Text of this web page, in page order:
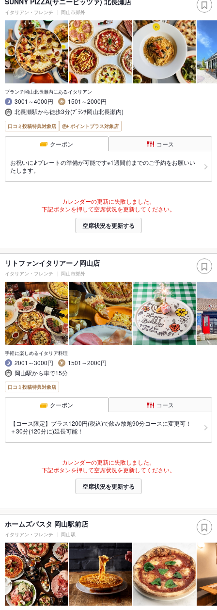
イタリアン・フレンチ 岡山市郊外
ブランチ岡山北長瀬内にあるイタリアン
3001～4000円
1501～2000円
北長瀬駅から徒歩3分(ﾌﾞﾗﾝﾁ岡山北長瀬内)
口コミ投稿特典対象店 ポイントプラス対象店
クーポン コース
お祝いに♪プレートの準備が可能です※1週間前までのご予約をお願いい
たします。
カレンダーの更新に失敗しました。
下記ボタンを押して空席状況を更新してください。
空席状況を更新する
リトファンイタリアーノ岡山店
イタリアン・フレンチ 岡山市郊外
手軽に楽しめるイタリア料理
2001～3000円
1501～2000円
岡山駅から車で15分
口コミ投稿特典対象店
クーポン コース
【コース限定】プラス1200円(税込)で飲み放題90分コースに変更可！
＋30分(120分に)延長可能！
カレンダーの更新に失敗しました。
下記ボタンを押して空席状況を更新してください。
空席状況を更新する
ホームズパスタ 岡山駅前店
イタリアン・フレンチ 岡山駅